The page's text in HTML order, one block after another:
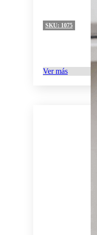
SKU: 1075
Ver más